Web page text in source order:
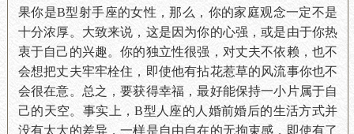
果你是B型射手座的女性，那么，你的家庭观念一定不是
十分浓厚。大致来说，这是因为你的心强，或是由于你热
衷于自己的兴趣。你的独立性很强，对丈夫不依赖，也不
会想把丈夫牢牢栓住，即使他有拈花惹草的风流事你也不
会很在意。总之，要获得幸福，最好能保持一小片属于自
己的天空。事实上，B型人座的人婚前婚后的生活方式并
没有太大的差异，一样是自由自在的无拘束感，即使有了